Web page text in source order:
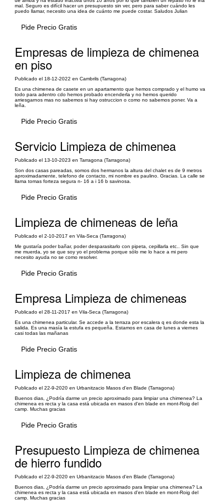
mal. Seguro es difícil hacer un presupuesto sin ver, pero para saber cuándo les
puedo llamar, necesito una idea de cuánto me puede costar. Saludos Julian
Pide Precio Gratis
Empresas de limpieza de chimenea
en piso
Publicado el 18-12-2022 en Cambrils (Tarragona)
Es una chimenea de casete en un apartamento que hemos comprado y el humo va
todo para adentro cdo hemos probado encenderla y no hemos querido
arriesgarnos mas no sabemos si hay ostruccion o como no sabemos poner. Va a
leña.
Pide Precio Gratis
Servicio Limpieza de chimenea
Publicado el 13-10-2023 en Tarragona (Tarragona)
Son dos casas pareadas, somos dos hermanos la altura del chalet es de 9 metros
aproximadamente, telefono de contacto, mi nombre es paulino. Gracias. La calle se
llama tomas forteza segura n- 16 a i 16 b savinosa.
Pide Precio Gratis
Limpieza de chimeneas de leña
Publicado el 2-10-2017 en Vila-Seca (Tarragona)
Me gustaría poder bañar, poder desparasitarlo con pipeta, cepillarla etc.. Sin que
me muerda, yo se que soy yo el problema porque sólo me lo hace a mi pero
necesito ayuda no se como resolver.
Pide Precio Gratis
Empresa Limpieza de chimeneas
Publicado el 28-11-2017 en Vila-Seca (Tarragona)
Es una chimenea particular. Se accede a la terraza por escalera q es donde esta la
salida. Es una masía la estufa es pequeña. Estamos en casa de lunes a viernes
casi todas las mañanas
Pide Precio Gratis
Limpieza de chimenea
Publicado el 22-9-2020 en Urbanitzacio Masos d'en Blade (Tarragona)
Buenos dias, ¿Podría darme un precio aproximado para limpiar una chimenea? La
chimenea es recta y la casa está ubicada en masos d'en blade en mont-Roig del
camp. Muchas gracias
Pide Precio Gratis
Presupuesto Limpieza de chimenea
de hierro fundido
Publicado el 22-9-2020 en Urbanitzacio Masos d'en Blade (Tarragona)
Buenos dias, ¿Podría darme un precio aproximado para limpiar una chimenea? La
chimenea es recta y la casa está ubicada en masos d'en blade en mont-Roig del
camp. Muchas gracias